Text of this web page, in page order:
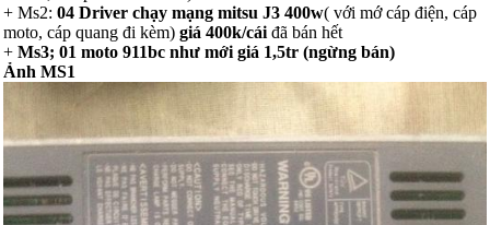
+ Ms2: 04 Driver chạy mạng mitsu J3 400w( với mớ cáp điện, cáp
moto, cáp quang đi kèm) giá 400k/cái đã bán hết
+ Ms3; 01 moto 911bc như mới giá 1,5tr (ngừng bán)
Ảnh MS1